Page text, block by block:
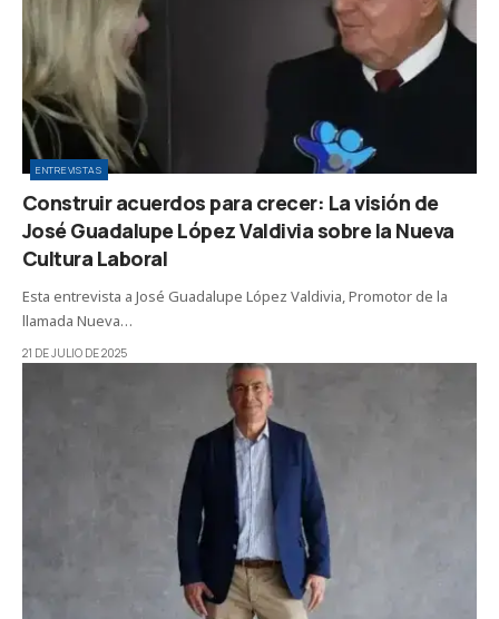
ENTREVISTAS
Construir acuerdos para crecer: La visión de
José Guadalupe López Valdivia sobre la Nueva
Cultura Laboral
Esta entrevista a José Guadalupe López Valdivia, Promotor de la
llamada Nueva…
21 DE JULIO DE 2025